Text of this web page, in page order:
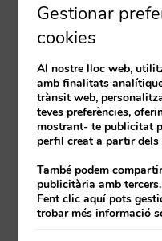
Gestionar
cookies
Al nostre lloc web,
amb finalitats
trànsit web,
teves preferències,
mostrant- te publicitat
perfil creat a partir dels
També podem
publicitària amb tercers.
Fent clic aquí pots
trobar més informació